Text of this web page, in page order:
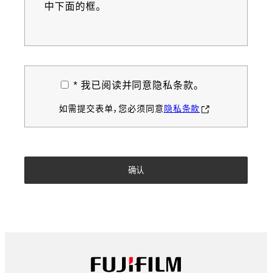
中下面的框。
* 我已阅读并同意隐私条款。
如需提交表单，您必须同意 隐私条款